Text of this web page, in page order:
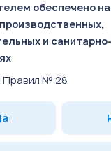
обеспечено
и
Правил № 28